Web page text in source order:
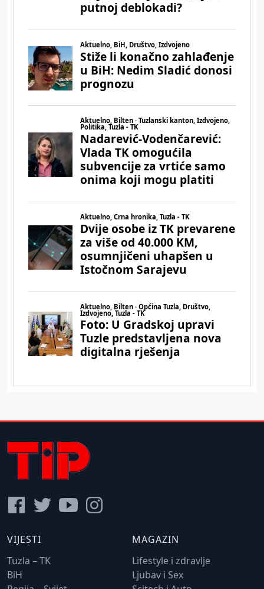
VIJESTI
Tuzla – TK
BiH
MAGAZIN
Lifestyle i zdravlje
Ljubav i Sex